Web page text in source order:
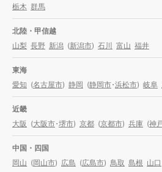
栃木 群馬
北陸・甲信越
山梨 長野 新潟 (新潟市) 石川 富山 福井
東海
愛知 (名古屋市) 静岡 (静岡市・浜松市) 岐阜
近畿
大阪 (大阪市・堺市) 京都 (京都市) 兵庫 (神
中国・四国
岡山 (岡山市) 広島 (広島市) 鳥取 島根 山口